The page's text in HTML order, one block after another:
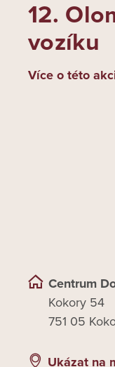
12.
vozíku
Více o této
Centrum
Kokory 54
751 05
Ukázat na